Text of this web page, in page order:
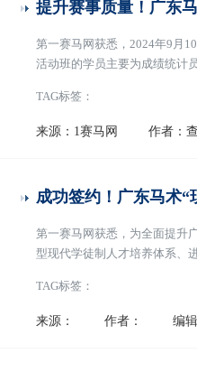
提升赛事质量！广东
第一赛马网获悉，2024年9月
活动班的学员主要为成绩统计
图：培训班现场科学赋能马术
TAG标签：
来源：1赛马网 作者：
成功签约！广东马术“
第一赛马网获悉，为全面提升
型现代学徒制人才培养体系、
州体育职业技术学院教务处副
TAG标签：
来源： 作者： 编辑